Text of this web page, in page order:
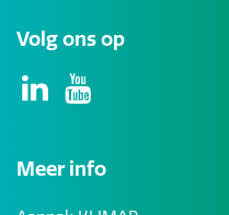
Volg ons op
Meer info